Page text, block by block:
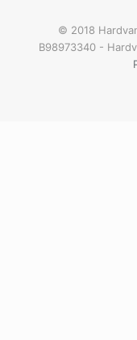
© 2018
B98973340 -